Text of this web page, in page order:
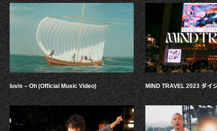
luvis – Oh (Official Music Video) MIND TRAVEL 2023 ダイ